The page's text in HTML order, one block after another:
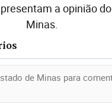
a opinião
Minas.